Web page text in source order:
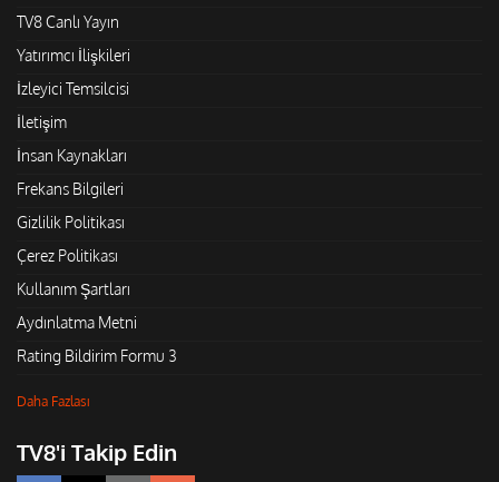
TV8 Canlı Yayın
Yatırımcı İlişkileri
İzleyici Temsilcisi
İletişim
İnsan Kaynakları
Frekans Bilgileri
Gizlilik Politikası
Çerez Politikası
Kullanım Şartları
Aydınlatma Metni
Rating Bildirim Formu 3
Daha Fazlası
TV8'i Takip Edin